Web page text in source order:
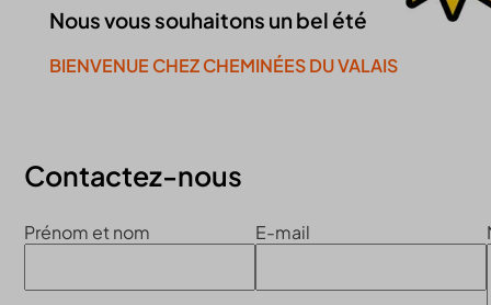
Nous vous souhaitons un bel été
BIENVENUE CHEZ CHEMINÉES DU VALAIS
Contactez-nous
Prénom et nom E-mail